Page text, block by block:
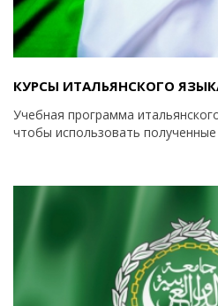
КУРСЫ ИТАЛЬЯНСКОГО
Учебная программа
чтобы использовать